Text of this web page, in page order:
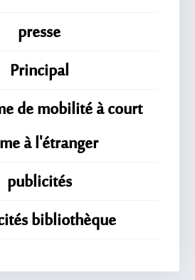
presse
Principal
de mobilité à court
à l'étranger
publicités
bibliothèque